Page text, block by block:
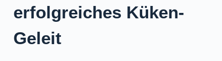
erfolgreiches Küken-
Geleit